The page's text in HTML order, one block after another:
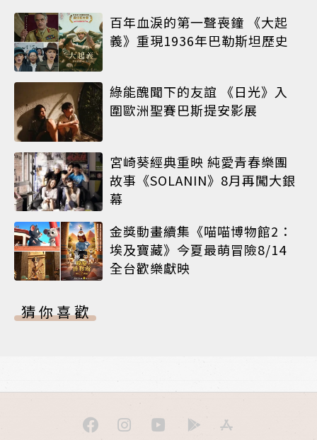
百年血淚的第一聲喪鐘 《大起
義》重現1936年巴勒斯坦歷史
綠能醜聞下的友誼 《日光》入
圍歐洲聖賽巴斯提安影展
宮崎葵經典重映 純愛青春樂團
故事《SOLANIN》8月再闖大銀
幕
金獎動畫續集《喵喵博物館2：
埃及寶藏》今夏最萌冒險8/14
全台歡樂獻映
猜你喜歡